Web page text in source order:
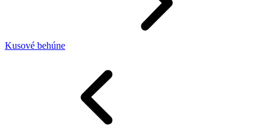
Kusové behúne